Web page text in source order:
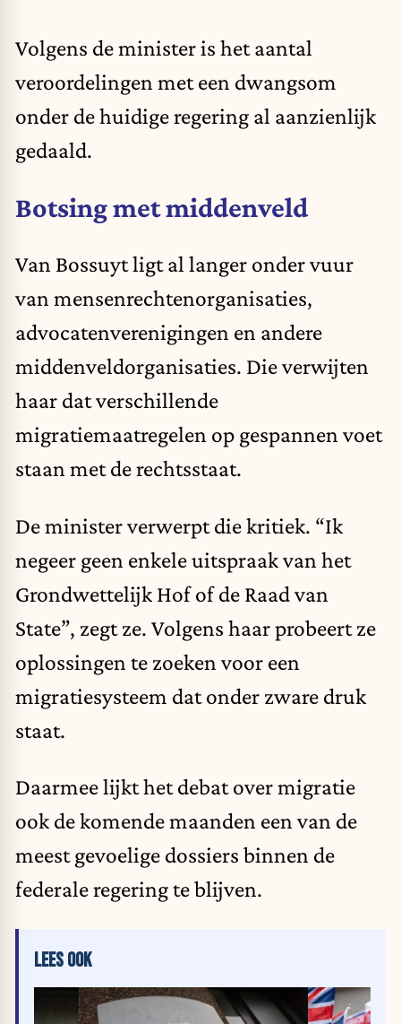
Volgens de minister is het aantal
veroordelingen met een dwangsom
onder de huidige regering al aanzienlijk
gedaald.
Botsing met middenveld
Van Bossuyt ligt al langer onder vuur
van mensenrechtenorganisaties,
advocatenverenigingen en andere
middenveldorganisaties. Die verwijten
haar dat verschillende
migratiemaatregelen op gespannen voet
staan met de rechtsstaat.
De minister verwerpt die kritiek. “Ik
negeer geen enkele uitspraak van het
Grondwettelijk Hof of de Raad van
State”, zegt ze. Volgens haar probeert ze
oplossingen te zoeken voor een
migratiesysteem dat onder zware druk
staat.
Daarmee lijkt het debat over migratie
ook de komende maanden een van de
meest gevoelige dossiers binnen de
federale regering te blijven.
LEES OOK